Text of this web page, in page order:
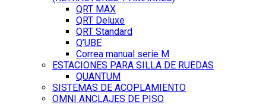
QRT MAX
QRT Deluxe
QRT Standard
Q’UBE
Correa manual serie M
ESTACIONES PARA SILLA DE RUEDAS
QUANTUM
SISTEMAS DE ACOPLAMIENTO
OMNI ANCLAJES DE PISO